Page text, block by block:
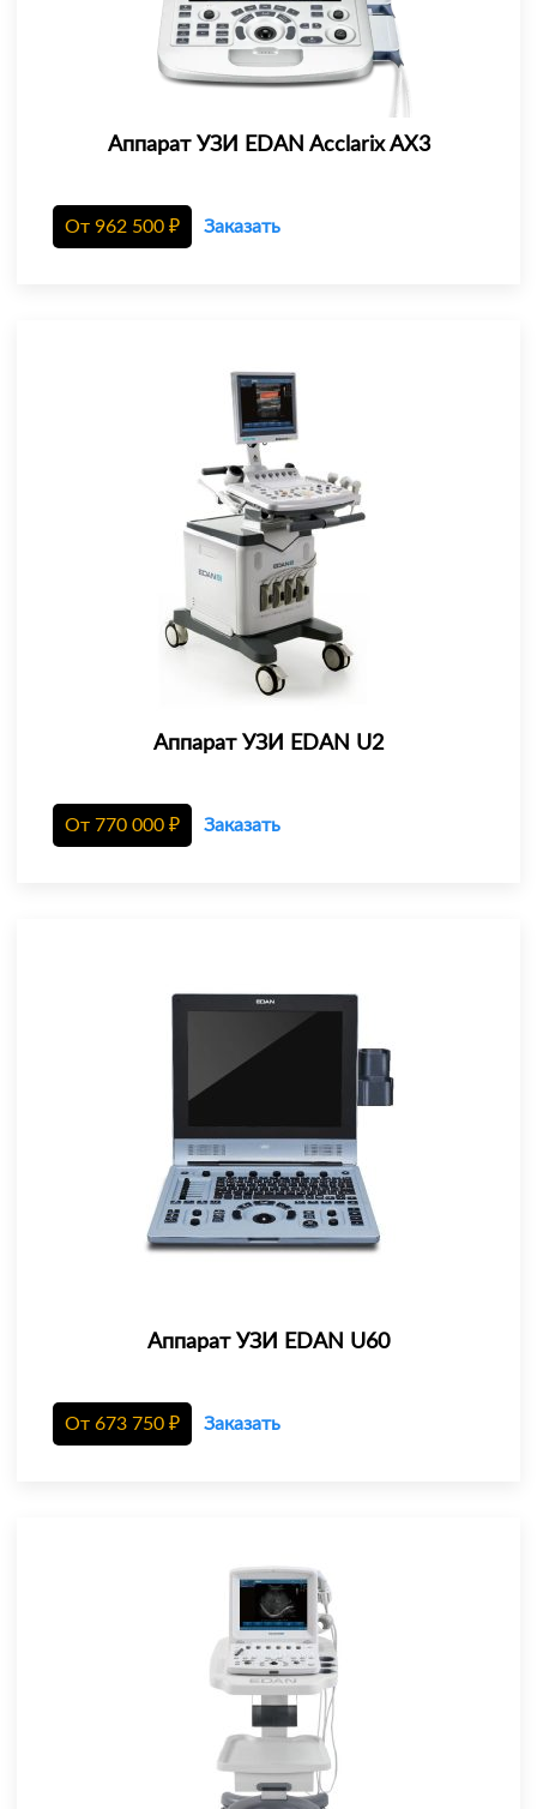
Аппарат УЗИ EDAN Acclarix AX3
От 962 500 ₽ Заказать
Аппарат УЗИ EDAN U2
От 770 000 ₽ Заказать
Аппарат УЗИ EDAN U60
От 673 750 ₽ Заказать